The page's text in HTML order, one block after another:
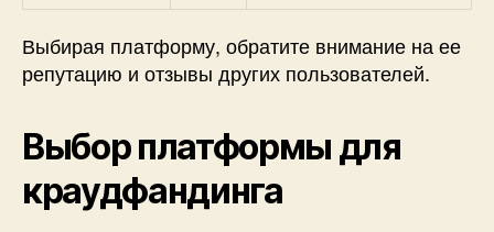
Выбирая платформу, обратите внимание на ее
репутацию и отзывы других пользователей.
Выбор платформы для
краудфандинга